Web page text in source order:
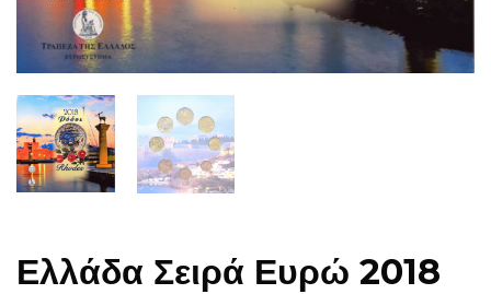
Ελλάδα Σειρά Ευρώ 2018